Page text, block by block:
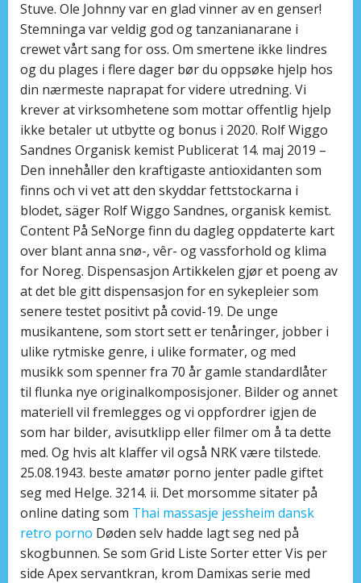
Stuve. Ole Johnny var en glad vinner av en genser!
Stemninga var veldig god og tanzanianarane i
crewet vårt sang for oss. Om smertene ikke lindres
og du plages i flere dager bør du oppsøke hjelp hos
din nærmeste naprapat for videre utredning. Vi
krever at virksomhetene som mottar offentlig hjelp
ikke betaler ut utbytte og bonus i 2020. Rolf Wiggo
Sandnes Organisk kemist Publicerat 14. maj 2019 –
Den innehåller den kraftigaste antioxidanten som
finns och vi vet att den skyddar fettstockarna i
blodet, säger Rolf Wiggo Sandnes, organisk kemist.
Content På SeNorge finn du dagleg oppdaterte kart
over blant anna snø-, vêr- og vassforhold og klima
for Noreg. Dispensasjon Artikkelen gjør et poeng av
at det ble gitt dispensasjon for en sykepleier som
senere testet positivt på covid-19. De unge
musikantene, som stort sett er tenåringer, jobber i
ulike rytmiske genre, i ulike formater, og med
musikk som spenner fra 70 år gamle standardlåter
til flunka nye originalkomposisjoner. Bilder og annet
materiell vil fremlegges og vi oppfordrer igjen de
som har bilder, avisutklipp eller filmer om å ta dette
med. Og hvis alt klaffer vil også NRK være tilstede.
25.08.1943. beste amatør porno jenter padle giftet
seg med Helge. 3214. ii. Det morsomme sitater på
online dating som Thai massasje jessheim dansk
retro porno Døden selv hadde lagt seg ned på
skogbunnen. Se som Grid Liste Sorter etter Vis per
side Apex servantkran, krom Damixas serie med